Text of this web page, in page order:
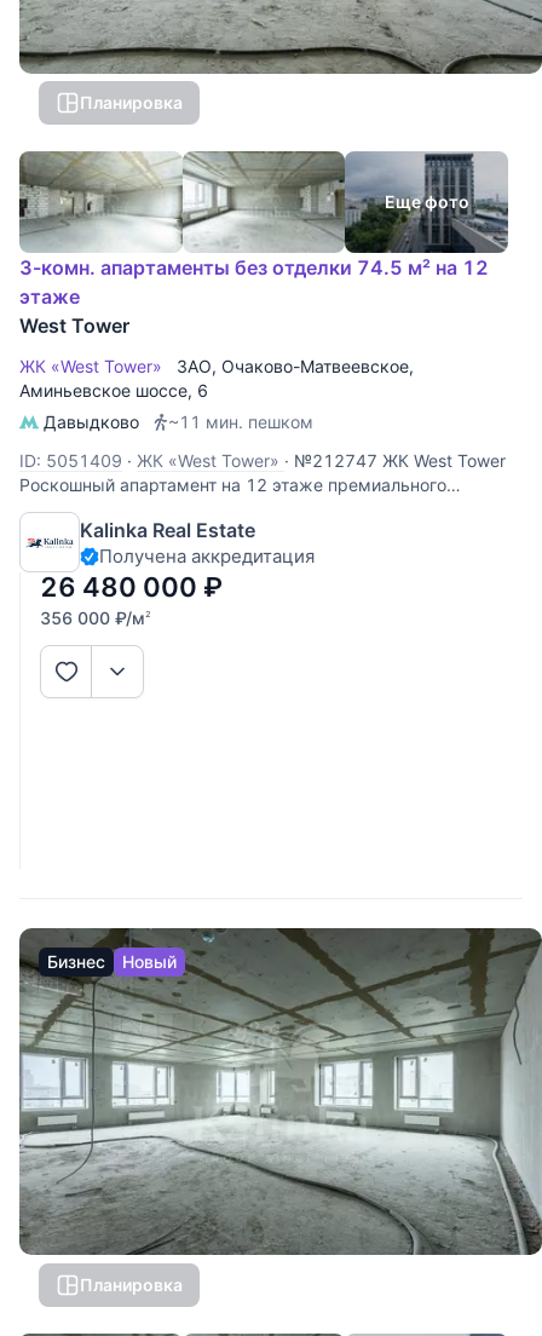
Планировка
Еще фото
3-комн. апартаменты без отделки 74.5 м² на 12
этаже
West Tower
ЖК «West Tower» ЗАО, Очаково-Матвеевское,
Аминьевское шоссе, 6
Давыдково
~11 мин. пешком
ID: 5051409 · ЖК «West Tower» · №212747 ЖК West Tower
Роскошный апартамент на 12 этаже премиального
комплекса West Tower. Этот объект идеально подходит для
личного проживания или сдачи в аренду с высокой
доходностью. Панорамные виды: высокий 12 этаж
открывает захватывающий
Kalinka Real Estate
Получена аккредитация
26 480 000 ₽
356 000 ₽/м2
Бизнес Новый
Планировка